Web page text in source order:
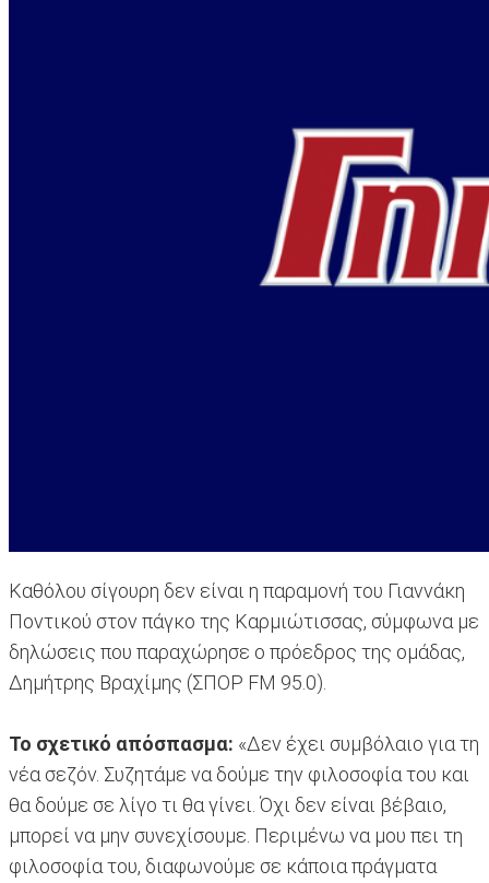
Καθόλου σίγουρη δεν είναι η παραμονή του Γιαννάκη
Ποντικού στον πάγκο της Καρμιώτισσας, σύμφωνα με
δηλώσεις που παραχώρησε ο πρόεδρος της ομάδας,
Δημήτρης Βραχίμης (ΣΠΟΡ FM 95.0).
Το σχετικό απόσπασμα: «Δεν έχει συμβόλαιο για τη
νέα σεζόν. Συζητάμε να δούμε την φιλοσοφία του και
θα δούμε σε λίγο τι θα γίνει. Όχι δεν είναι βέβαιο,
μπορεί να μην συνεχίσουμε. Περιμένω να μου πει τη
φιλοσοφία του, διαφωνούμε σε κάποια πράγματα